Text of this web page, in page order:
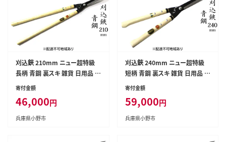
刈込鋏 210mm ニュー超特級
長柄 青鋼 裏スキ 雑貨 日用品 工
芸品 ハサミ はさみ
寄付金額
46,000円
兵庫県小野市
刈込鋏 240mm ニュー超特級
短柄 青鋼 裏スキ 雑貨 日用品 工
芸品 ハサミ はさみ
寄付金額
59,000円
兵庫県小野市